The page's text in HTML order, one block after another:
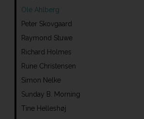
Ole Ahlberg
Peter Skovgaard
Raymond Stuwe
Richard Holmes
Rune Christensen
Simon Nelke
Sunday B. Morning
Tine Helleshøj